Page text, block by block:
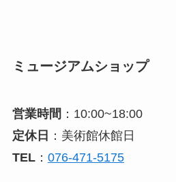
ミュージアムショップ
営業時間 ：10:00~18:00
定休日 ：美術館休館日
TEL： 076-471-5175